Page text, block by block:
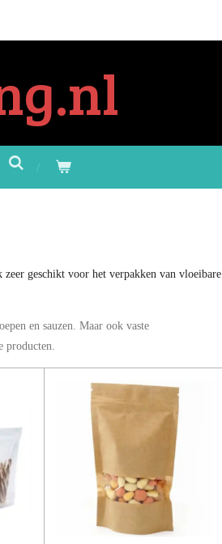
geschikt voor het verpakken van vloeibare
en sauzen. Maar ook vaste
producten.